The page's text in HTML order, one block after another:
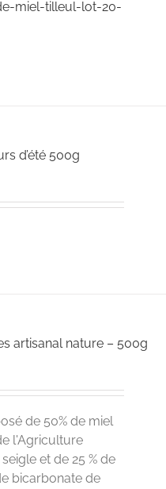
miel-tilleul-lot-20-
d’été 500g
artisanal nature – 500g
de 50% de miel
l'Agriculture
et de 25 % de
bicarbonate de